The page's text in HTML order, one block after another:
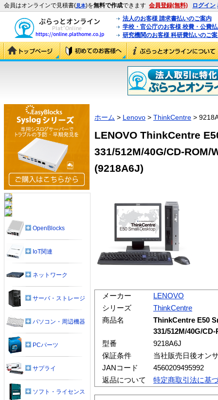
会員はオンラインで見積書(見本)を無料で作成できます 会員登録(無料) ログイン
法人のお客様 請求書払いのご案内
学校・官公庁のお客様 校費・公費
研究機関のお客様 科研費払いのご
ホーム > Lenovo > ThinkCentre >
LENOVO ThinkCentre
331/512M/40G/CD-
(9218A6J)
メーカー
LENOVO
シリーズ
ThinkCentre
商品名
ThinkCentre E50
331/512M/40G/
型番
9218A6J
保証条件
当社販売日後オン
JANコード
4560209495992
返品について
特定商取引法に基
OpenBlocks
IoT関連
ネットワーク
サーバ・ストレージ
パソコン・周辺機器
PCパーツ
サプライ
ソフト・ライセンス